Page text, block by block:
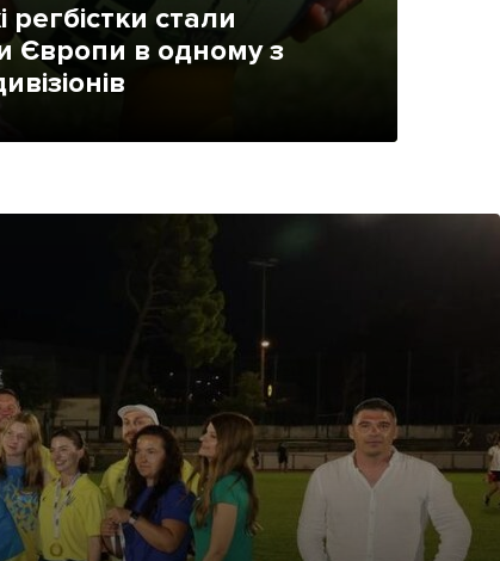
регбістки стали
Європи в одному з